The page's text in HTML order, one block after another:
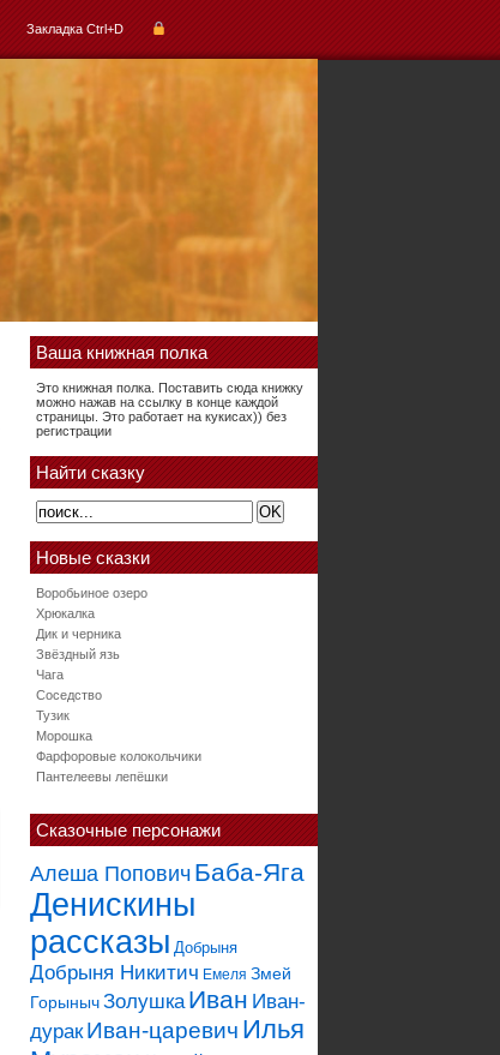
Закладка Ctrl+D
Ваша книжная полка
Это книжная полка. Поставить сюда книжку
можно нажав на ссылку в конце каждой
страницы. Это работает на кукисах)) без
регистрации
Найти сказку
Новые сказки
Воробьиное озеро
Хрюкалка
Дик и черника
Звёздный язь
Чага
Соседство
Тузик
Морошка
Фарфоровые колокольчики
Пантелеевы лепёшки
Сказочные персонажи
Алеша Попович Баба-Яга
Денискины
рассказы Добрыня
Добрыня Никитич Емеля Змей
ГорынычЗолушка Иван Иван-
дурак Иван-царевич Илья